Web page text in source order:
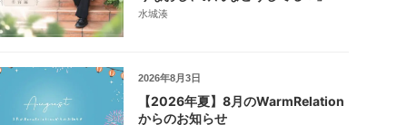
水城湊
2026年8月3日
【2026年夏】8月のWarmRelation
からのお知らせ